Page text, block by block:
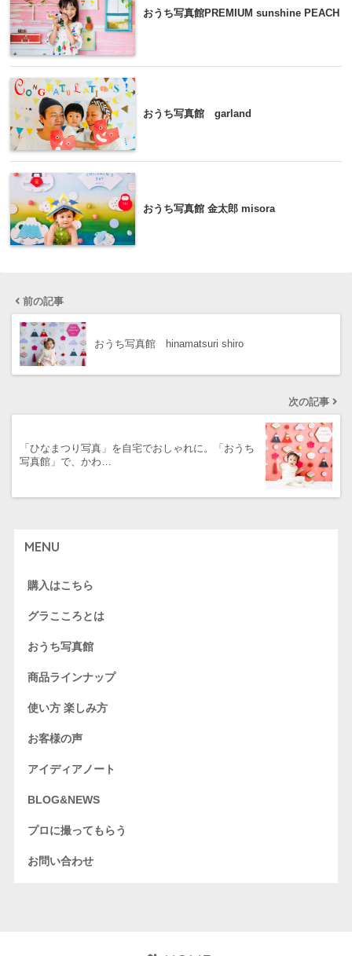
おうち写真館PREMIUM sunshine PEACH
おうち写真館 garland
おうち写真館 金太郎 misora
前の記事
おうち写真館 hinamatsuri shiro
次の記事
「ひなまつり写真」を自宅でおしゃれに。「おうち
写真館」で、かわ…
MENU
購入はこちら
グラこころとは
おうち写真館
商品ラインナップ
使い方 楽しみ方
お客様の声
アイディアノート
BLOG&NEWS
プロに撮ってもらう
お問い合わせ